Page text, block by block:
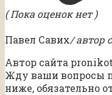
( Пока оценок нет )
Павел Савих/ автор
Автор сайта
Жду ваши вопросы
ниже, обязательно